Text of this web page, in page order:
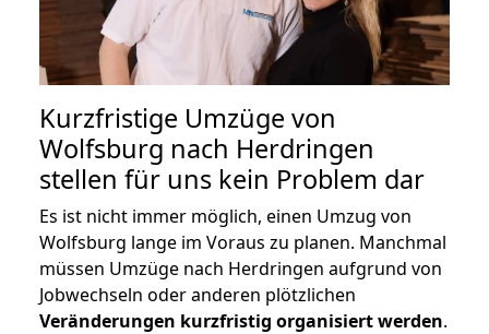
Kurzfristige Umzüge von
Wolfsburg nach Herdringen
stellen für uns kein Problem dar
Es ist nicht immer möglich, einen Umzug von
Wolfsburg lange im Voraus zu planen. Manchmal
müssen Umzüge nach Herdringen aufgrund von
Jobwechseln oder anderen plötzlichen
Veränderungen kurzfristig organisiert werden.